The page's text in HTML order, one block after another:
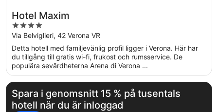
Hotel Maxim
4
out
of
5
Via Belviglieri, 42 Verona VR
Detta hotell med familjevänlig profil ligger i Verona. Här har
du tillgång till gratis wi-fi, frukost och rumsservice. De
populära sevärdheterna Arena di Verona ...
Spara i genomsnitt 15 % på tusentals
hotell när du är inloggad